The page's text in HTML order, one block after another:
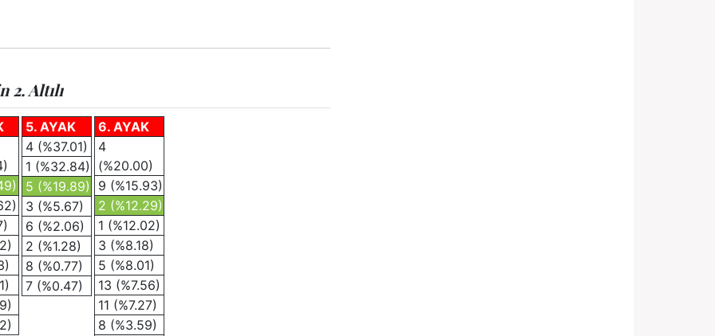
2. Altılı
5. AYAK
4 (%37.01)
1 (%32.84)
5 (%19.89)
3 (%5.67)
6 (%2.06)
2 (%1.28)
8 (%0.77)
7 (%0.47)
6. AYAK
4
(%20.00)
9 (%15.93)
2 (%12.29)
1 (%12.02)
3 (%8.18)
5 (%8.01)
13 (%7.56)
11 (%7.27)
8 (%3.59)